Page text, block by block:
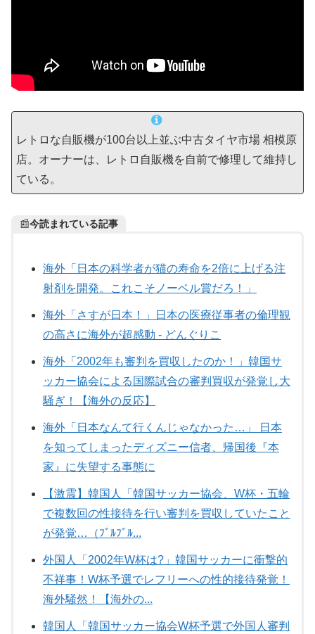
レトロな自販機が100台以上並ぶ中古タイヤ市場 相模原
店。オーナーは、レトロ自販機を自前で修理して維持し
ている。
📰今読まれている記事
海外「日本の科学者が猫の寿命を2倍に上げる注
射剤を開発。これこそノーベル賞だろ！」
海外「さすが日本！」日本の医療従事者の倫理観
の高さに海外が超感動 - どんぐりこ
海外「2002年も審判を買収したのか！」韓国サ
ッカー協会による国際試合の審判買収が発覚し大
騒ぎ！【海外の反応】
海外「日本なんて行くんじゃなかった…」 日本
を知ってしまったディズニー信者、帰国後『本
家』に失望する事態に
【激震】韓国人「韓国サッカー協会、W杯・五輪
で複数回の性接待を行い審判を買収していたこと
が発覚…（ﾌﾞﾙﾌﾞﾙ...
外国人「2002年W杯は?」韓国サッカーに衝撃的
不祥事！W杯予選でレフリーへの性的接待発覚！
海外騒然！【海外の...
韓国人「韓国サッカー協会W杯予選で外国人審判